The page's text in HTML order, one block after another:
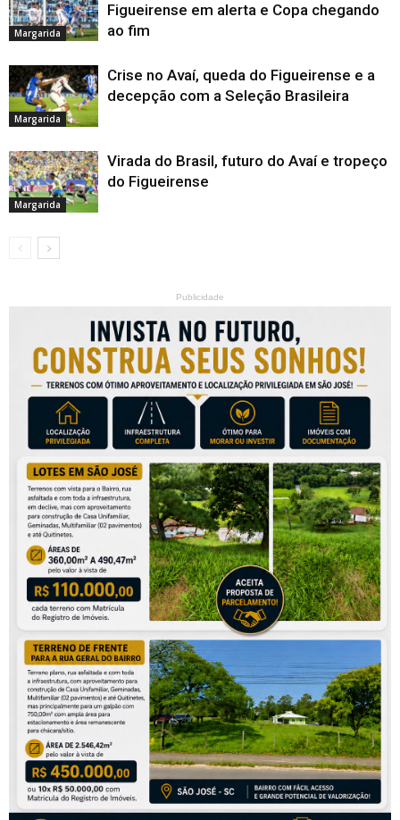
Margarida
Figueirense em alerta e Copa chegando
ao fim
Margarida
Crise no Avaí, queda do Figueirense e a
decepção com a Seleção Brasileira
Margarida
Virada do Brasil, futuro do Avaí e tropeço
do Figueirense
Publicidade